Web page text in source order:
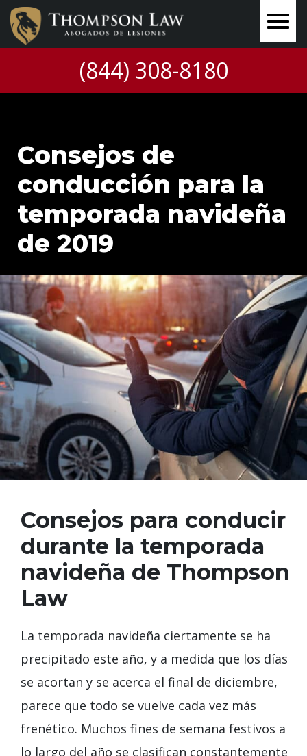
(844) 308-8180
Consejos de
conducción para la
temporada navideña
de 2019
Consejos para conducir
durante la temporada
navideña de Thompson
Law
La temporada navideña ciertamente se ha
precipitado este año, y a medida que los días
se acortan y se acerca el final de diciembre,
parece que todo se vuelve cada vez más
frenético. Muchos fines de semana festivos a
lo largo del año se clasifican constantemente